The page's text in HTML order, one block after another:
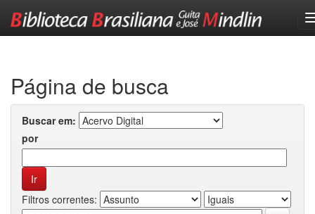
Página de busca
Buscar em:
por
Filtros correntes: